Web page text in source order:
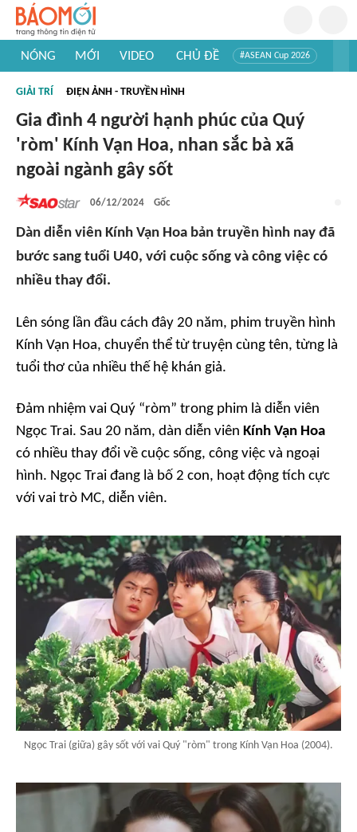
NÓNG MỚI VIDEO CHỦ ĐỀ #ASEAN Cup 2026
#Khám phá thế giới
GIẢI TRÍ ĐIỆN ẢNH - TRUYỀN HÌNH
Gia đình 4 người hạnh phúc của Quý
'ròm' Kính Vạn Hoa, nhan sắc bà xã
ngoài ngành gây sốt
06/12/2024 Gốc
Dàn diễn viên Kính Vạn Hoa bản truyền hình nay đã
bước sang tuổi U40, với cuộc sống và công việc có
nhiều thay đổi.
Lên sóng lần đầu cách đây 20 năm, phim truyền hình
Kính Vạn Hoa, chuyển thể từ truyện cùng tên, từng là
tuổi thơ của nhiều thế hệ khán giả.
Đảm nhiệm vai Quý “ròm” trong phim là diễn viên
Ngọc Trai. Sau 20 năm, dàn diễn viên Kính Vạn Hoa
có nhiều thay đổi về cuộc sống, công việc và ngoại
hình. Ngọc Trai đang là bố 2 con, hoạt động tích cực
với vai trò MC, diễn viên.
Ngọc Trai (giữa) gây sốt với vai Quý "ròm" trong Kính Vạn Hoa (2004).